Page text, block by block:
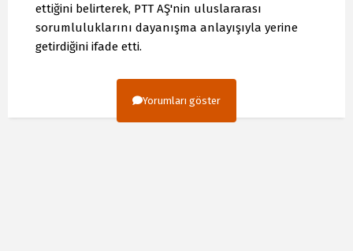
ettiğini belirterek, PTT AŞ'nin uluslararası
sorumluluklarını dayanışma anlayışıyla yerine
getirdiğini ifade etti.
Yorumları göster